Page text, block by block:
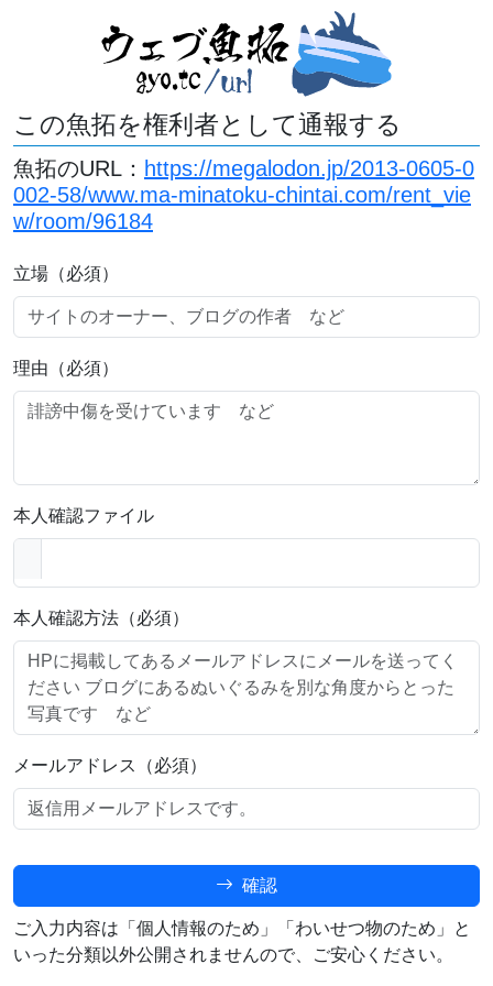
この魚拓を権利者として通報する
魚拓のURL： https://megalodon.jp/2013-0605-0
002-58/www.ma-minatoku-chintai.com/rent_vie
w/room/96184
立場（必須）
理由（必須）
本人確認ファイル
本人確認方法（必須）
メールアドレス（必須）
確認
ご入力内容は「個人情報のため」「わいせつ物のため」と
いった分類以外公開されませんので、ご安心ください。